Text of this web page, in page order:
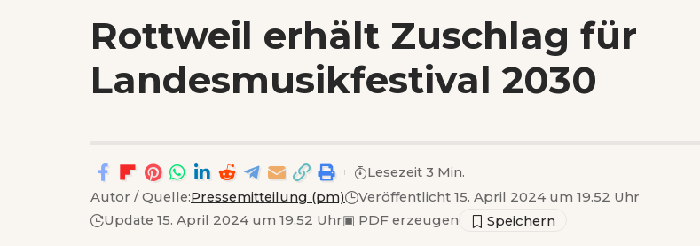
Rottweil erhält Zuschlag für
Landesmusikfestival 2030
Autor / Quelle:Pressemitteilung (pm)
Veröffentlicht 15. April 2024 um 19.52 Uhr
Update 15. April 2024 um 19.52 Uhr▣ PDF erzeugen
Lesezeit 3 Min.